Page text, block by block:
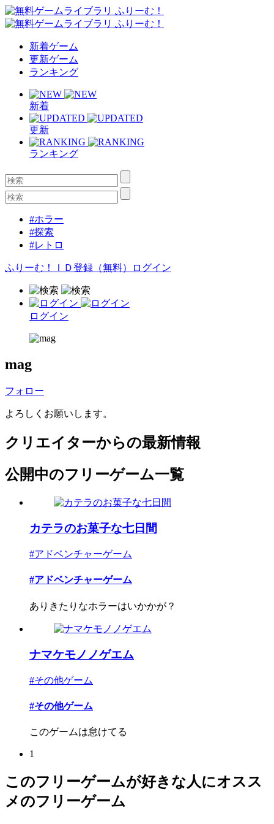
新着ゲーム
更新ゲーム
ランキング
新着
更新
ランキング
#ホラー
#探索
#レトロ
ふりーむ！ＩＤ登録（無料） ログイン
ログイン
mag
フォロー
よろしくお願いします。
クリエイターからの最新情報
公開中のフリーゲーム一覧
カテラのお菓子な七日間
#アドベンチャーゲーム
#アドベンチャーゲーム
ありきたりなホラーはいかかが？
ナマケモノノゲエム
#その他ゲーム
#その他ゲーム
このゲームは怠けてる
1
このフリーゲームが好きな人にオスス
メのフリーゲーム